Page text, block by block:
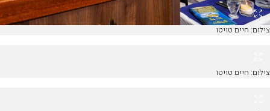
צילום: חיים טויטו
צילום: חיים טויטו